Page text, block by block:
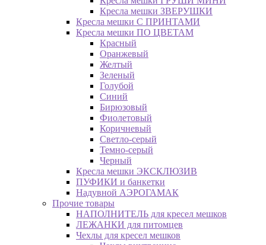
Кресла мешки ЗВЕРУШКИ
Кресла мешки С ПРИНТАМИ
Кресла мешки ПО ЦВЕТАМ
Красный
Оранжевый
Желтый
Зеленый
Голубой
Синий
Бирюзовый
Фиолетовый
Коричневый
Светло-серый
Темно-серый
Черный
Кресла мешки ЭКСКЛЮЗИВ
ПУФИКИ и банкетки
Надувной АЭРОГАМАК
Прочие товары
НАПОЛНИТЕЛЬ для кресел мешков
ЛЕЖАНКИ для питомцев
Чехлы для кресел мешков